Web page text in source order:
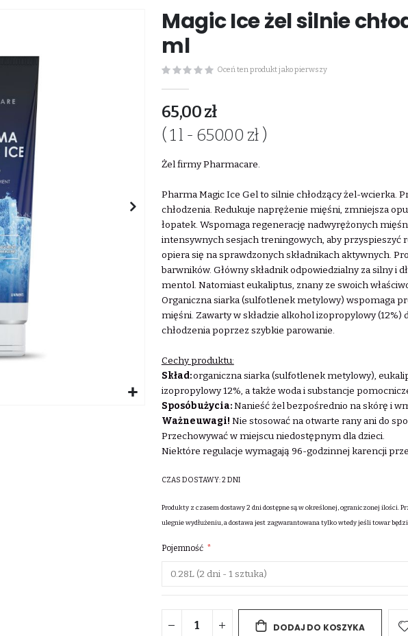
Magic Ice żel silnie
ml
Oceń ten produkt jako pierwszy
65,00 zł
( 1 l - 650.00 zł )
Żel firmy Pharmacare.
Pharma Magic Ice Gel to silnie chłodzący żel-wcierka.
chłodzenia. Redukuje naprężenie mięśni, zmniejsza
łopatek. Wspomaga regenerację nadwyrężonych
intensywnych sesjach treningowych, aby przyspieszyć
opiera się na sprawdzonych składnikach aktywnych.
barwników. Główny składnik odpowiedzialny za silny i
mentol. Natomiast eukaliptus, znany ze swoich
Organiczna siarka (sulfotlenek metylowy) wspomaga
mięśni. Zawarty w składzie alkohol izopropylowy (12%)
chłodzenia poprzez szybkie parowanie.
Cechy produktu:
Skład:organiczna siarka (sulfotlenek metylowy),
izopropylowy 12%, a także woda i substancje
Sposób użycia:Nanieść żel bezpośrednio na skórę i
Ważne uwagi! Nie stosować na otwarte rany ani do
Przechowywać w miejscu niedostępnym dla dzieci.
Niektóre regulacje wymagają 96-godzinnej karencji
CZAS DOSTAWY:2 DNI
Produkty z czasem dostawy 2 dni dostępne są w określonej, ograniczonej ilości.
ulegnie wydłużeniu, a dostawa jest zagwarantowana tylko wtedy jeśli towar
Pojemność
DODAJ DO KOSZYKA